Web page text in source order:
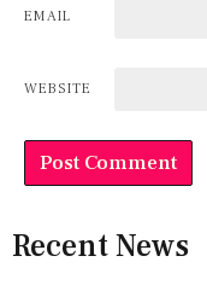
EMAIL
WEBSITE
Recent News